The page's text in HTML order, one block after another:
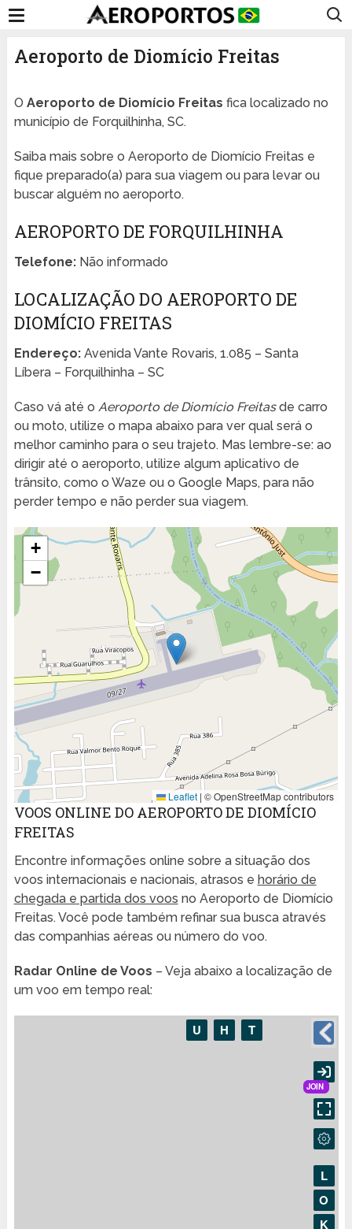
Aeroporto de Diomício Freitas
O Aeroporto de Diomício Freitas fica localizado no
município de Forquilhinha, SC.
Saiba mais sobre o Aeroporto de Diomício Freitas e
fique preparado(a) para sua viagem ou para levar ou
buscar alguém no aeroporto.
AEROPORTO DE FORQUILHINHA
Telefone:Não informado
LOCALIZAÇÃO DO AEROPORTO DE
DIOMÍCIO FREITAS
Endereço:Avenida Vante Rovaris, 1.085 – Santa
Líbera – Forquilhinha – SC
Caso vá até o Aeroporto de Diomício Freitasde carro
ou moto, utilize o mapa abaixo para ver qual será o
melhor caminho para o seu trajeto. Mas lembre-se: ao
dirigir até o aeroporto, utilize algum aplicativo de
trânsito, como o Waze ou o Google Maps, para não
perder tempo e não perder sua viagem.
+
−
Leaflet | © OpenStreetMap contributors
VOOS ONLINE DO AEROPORTO DE DIOMÍCIO
FREITAS
Encontre informações online sobre a situação dos
voos internacionais e nacionais, atrasos e horário de
chegada e partida dos voos no Aeroporto de Diomício
Freitas. Você pode também refinar sua busca através
das companhias aéreas ou número do voo.
Radar Online de Voos – Veja abaixo a localização de
um voo em tempo real: